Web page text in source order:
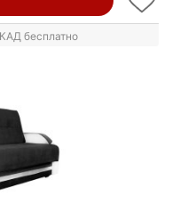
бесплатно